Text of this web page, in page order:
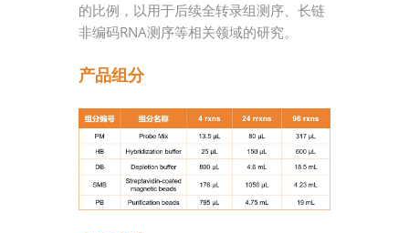
的比例，以用于后续全转录组测序、长链
非编码RNA测序等相关领域的研究。
产品组分